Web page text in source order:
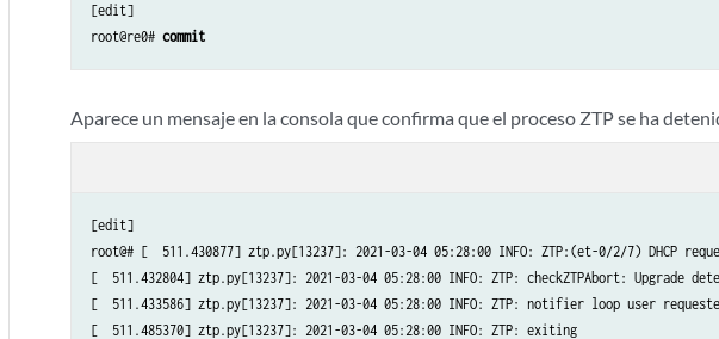
[edit]
root@re0# commit
Aparece un mensaje en la consola que confirma que el proceso ZTP se ha
[edit]
root@# [  511.430877] ztp.py[13237]: 2021-03-04 05:28:00 INFO: ZTP:(et-0/2/7) DHCP
[  511.432804] ztp.py[13237]: 2021-03-04 05:28:00 INFO: ZTP: checkZTPAbort: Upgrade
[  511.433586] ztp.py[13237]: 2021-03-04 05:28:00 INFO: ZTP: notifier loop user
[  511.485370] ztp.py[13237]: 2021-03-04 05:28:00 INFO: ZTP: exiting